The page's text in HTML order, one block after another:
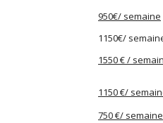
950€/ semaine
1150€/
1550 € /
1150 €/
750 €/ semaine